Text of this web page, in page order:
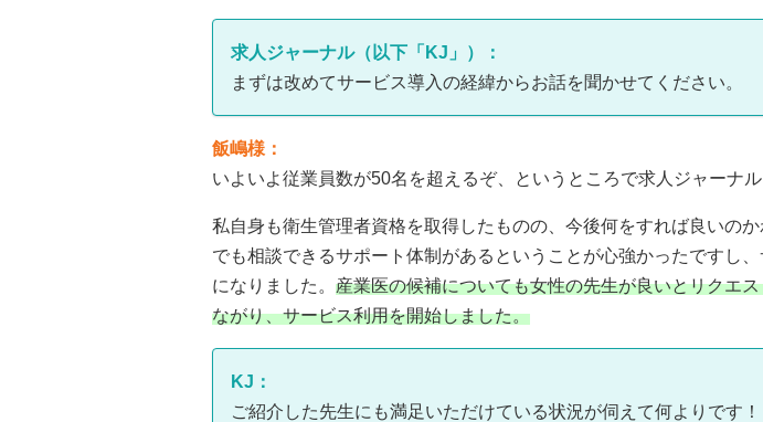
求人ジャーナル（以下「KJ」）：
まずは改めてサービス導入の経緯からお話を聞かせてください。
飯嶋様：
いよいよ従業員数が50名を超えるぞ、というところで求人ジャーナ
私自身も衛生管理者資格を取得したものの、今後何をすれば良いの
でも相談できるサポート体制があるということが心強かったですし
になりました。 産業医の候補についても女性の先生が良いとリクエ
ながり、サービス利用を開始しました。
KJ：
ご紹介した先生にも満足いただけている状況が伺えて何よりです！